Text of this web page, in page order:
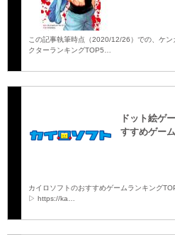
この記事執筆時点（2020/12/26）での、ケ
クターランキングTOP5…
ドット絵ゲ
すすめゲー
カイロソフトのおすすめゲームランキング
▷ https://ka…